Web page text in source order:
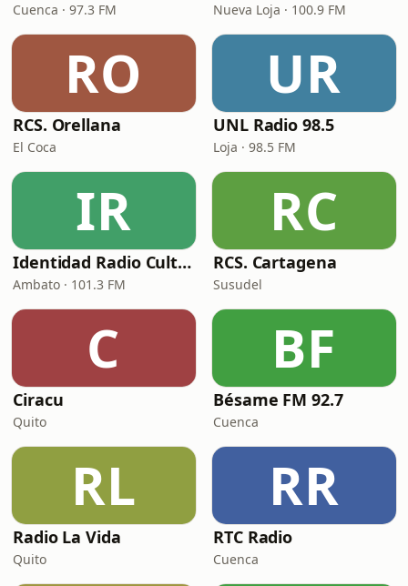
Cuenca · 97.3 FM Nueva Loja · 100.9 FM
RO
RCS. Orellana
El Coca
UR
UNL Radio 98.5
Loja · 98.5 FM
IR
Identidad Radio Cultural
Ambato · 101.3 FM
RC
RCS. Cartagena
Susudel
C
Ciracu
Quito
BF
Bésame FM 92.7
Cuenca
RL
Radio La Vida
Quito
RR
RTC Radio
Cuenca